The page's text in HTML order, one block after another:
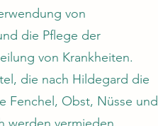
von
die Pflege der
von Krankheiten.
die nach Hildegard die
Fenchel, Obst, Nüsse und